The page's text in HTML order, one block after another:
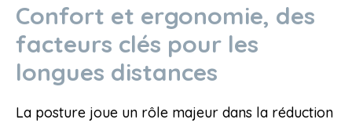
Confort et ergonomie, des
facteurs clés pour les
longues distances
La posture joue un rôle majeur dans la réduction